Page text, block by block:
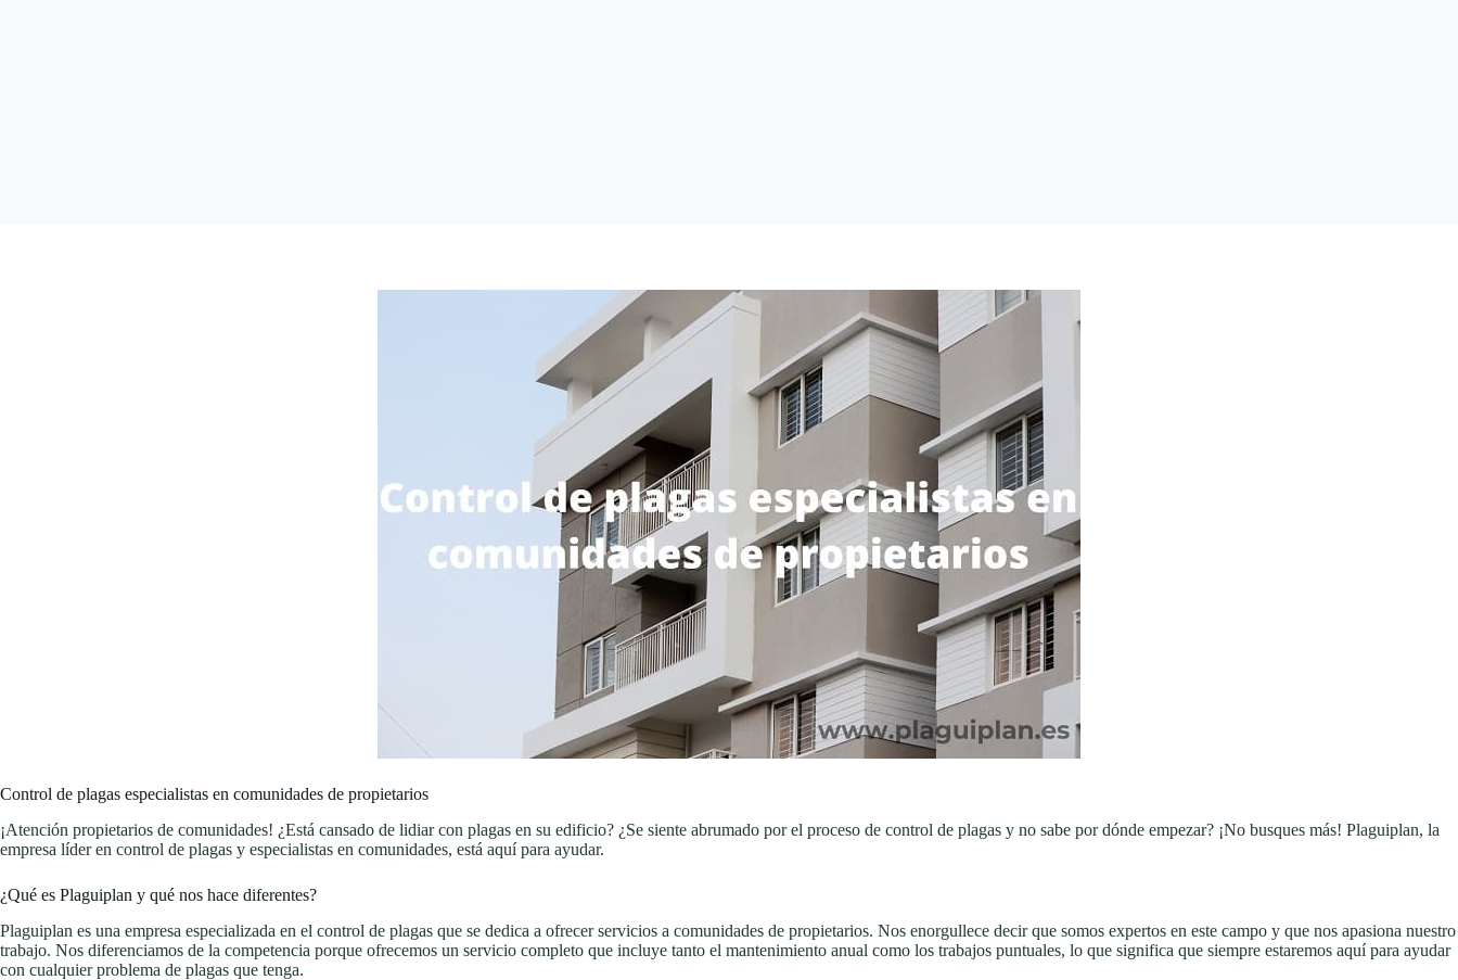
Control de plagas especialistas en comunidades de propietarios
¡Atención propietarios de comunidades! ¿Está cansado de lidiar con plagas en su edificio? ¿Se siente abrumado por el proceso de control de plagas y no sabe por dónde empezar? ¡No busques más! Plaguiplan, la
empresa líder en control de plagas y especialistas en comunidades, está aquí para ayudar.
¿Qué es Plaguiplan y qué nos hace diferentes?
Plaguiplan es una empresa especializada en el control de plagas que se dedica a ofrecer servicios a comunidades de propietarios. Nos enorgullece decir que somos expertos en este campo y que nos apasiona nuestro
trabajo. Nos diferenciamos de la competencia porque ofrecemos un servicio completo que incluye tanto el mantenimiento anual como los trabajos puntuales, lo que significa que siempre estaremos aquí para ayudar
con cualquier problema de plagas que tenga.